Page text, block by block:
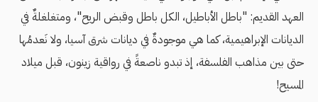
العهد القديم: "باطل الأباطيل، الكل باطل وقبض الريح"، ومتغلغلةٌ في
الديانات الإبراهيمية، كما هي موجودةٌ في ديانات شرق آسيا، ولا نَعدمُها
حتى بين مذاهب الفلسفة، إذ تبدو ناصعةً في رواقية زينون، قبل ميلاد
المسيح!